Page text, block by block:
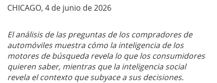
CHICAGO, 4 de junio de 2026
El análisis de las preguntas de los compradores de
automóviles muestra cómo la inteligencia de los
motores de búsqueda revela lo que los consumidores
quieren saber, mientras que la inteligencia social
revela el contexto que subyace a sus decisiones.